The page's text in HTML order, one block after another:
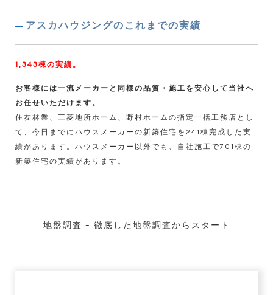
アスカハウジングのこれまでの実績
1,343棟の実績。
お客様には一流メーカーと同様の品質・施工を安心して当社へ
お任せいただけます。
住友林業、三菱地所ホーム、野村ホームの指定一括工務店とし
て、今日までにハウスメーカーの新築住宅を241棟完成した実
績があります。ハウスメーカー以外でも、自社施工で701棟の
新築住宅の実績があります。
地盤調査 – 徹底した地盤調査からスタート